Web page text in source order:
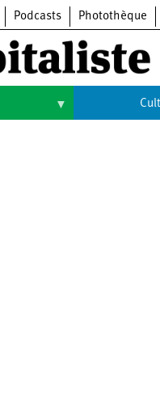
Podcasts Photothèque